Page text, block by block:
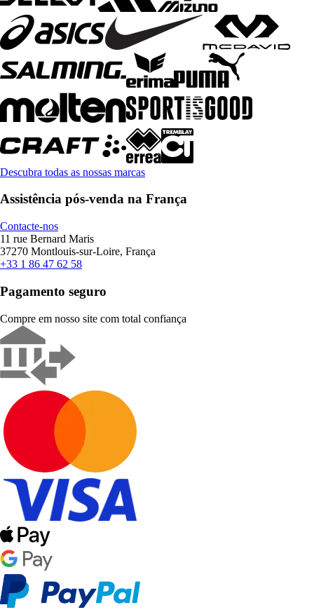
Descubra todas as nossas marcas
Assistência pós-venda na França
Contacte-nos
11 rue Bernard Maris
37270 Montlouis-sur-Loire, França
+33 1 86 47 62 58
Pagamento seguro
Compre em nosso site com total confiança